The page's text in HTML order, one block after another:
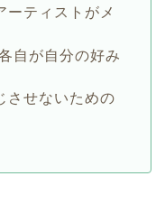
ーティストがメ
自が自分の好み
させないための